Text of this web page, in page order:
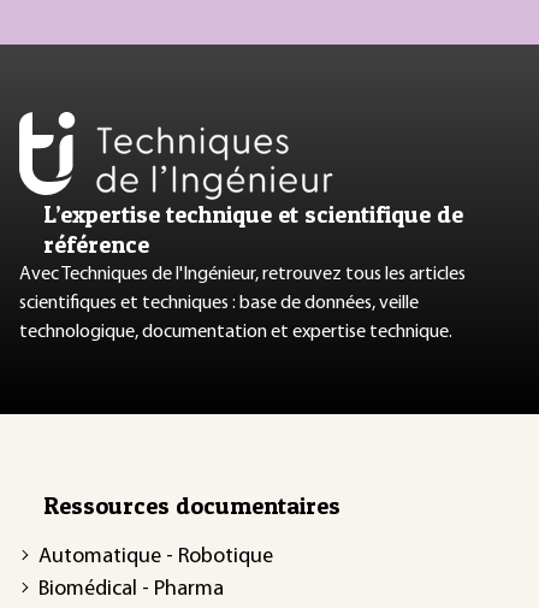
L’expertise technique et scientifique de
référence
Avec Techniques de l'Ingénieur, retrouvez tous les articles
scientifiques et techniques : base de données, veille
technologique, documentation et expertise technique.
Ressources documentaires
Automatique - Robotique
Biomédical - Pharma